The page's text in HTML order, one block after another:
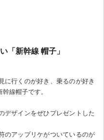
「新幹線 帽子」
に行くのが好き、乗るのが好き
線帽子です。
デザインをぜひプレゼントした
のアップリケがついているのが